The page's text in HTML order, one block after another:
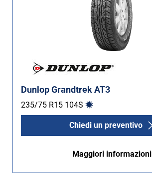
Dunlop Grandtrek AT3
235/75 R15 104S
Chiedi un preventivo
Maggiori informazioni